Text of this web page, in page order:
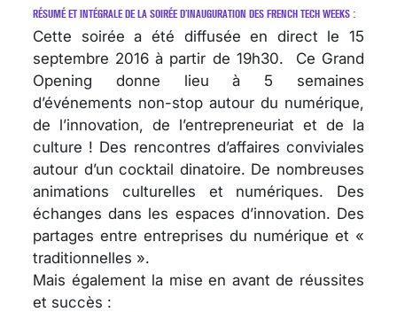
RÉSUMÉ ET INTÉGRALE DE LA SOIRÉE D’INAUGURATION DES FRENCH TECH WEEKS :
Cette soirée a été diffusée en direct le 15
septembre 2016 à partir de 19h30. Ce Grand
Opening donne lieu à 5 semaines
d’événements non-stop autour du numérique,
de l’innovation, de l’entrepreneuriat et de la
culture ! Des rencontres d’affaires conviviales
autour d’un cocktail dinatoire. De nombreuses
animations culturelles et numériques. Des
échanges dans les espaces d’innovation. Des
partages entre entreprises du numérique et «
traditionnelles ».
Mais également la mise en avant de réussites
et succès :